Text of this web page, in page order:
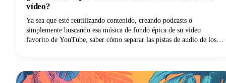
vídeo?
Ya sea que esté reutilizando contenido, creando podcasts o
simplemente buscando esa música de fondo épica de su video
favorito de YouTube, saber cómo separar las pistas de audio de los
independiente.